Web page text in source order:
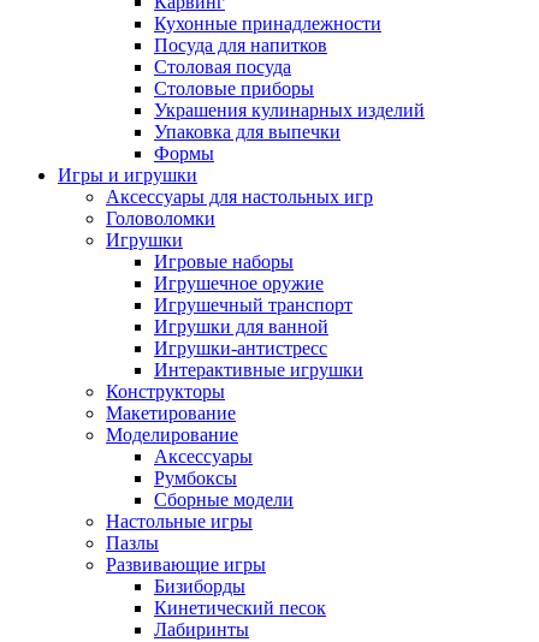
Кухонные принадлежности
Посуда для напитков
Столовая посуда
Столовые приборы
Украшения кулинарных изделий
Упаковка для выпечки
Формы
Игры и игрушки
Аксессуары для настольных игр
Головоломки
Игрушки
Игровые наборы
Игрушечное оружие
Игрушечный транспорт
Игрушки для ванной
Игрушки-антистресс
Интерактивные игрушки
Конструкторы
Макетирование
Моделирование
Аксессуары
Румбоксы
Сборные модели
Настольные игры
Пазлы
Развивающие игры
Бизиборды
Кинетический песок
Лабиринты